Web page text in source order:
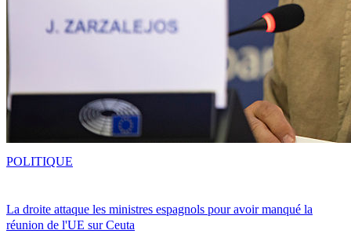
La droite attaque les ministres espagnols pour avoir manqué la
réunion de l'UE sur Ceuta
POLITIQUE